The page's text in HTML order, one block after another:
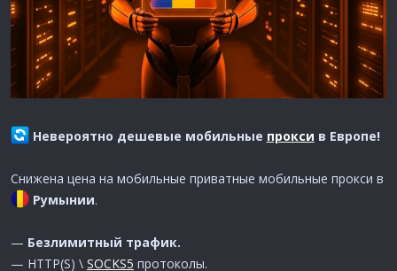
Невероятно дешевые мобильные прокси в Европе!
Снижена цена на мобильные приватные мобильные прокси в
Румынии.
— Безлимитный трафик.
— HTTP(S) \ SOCKS5 протоколы.